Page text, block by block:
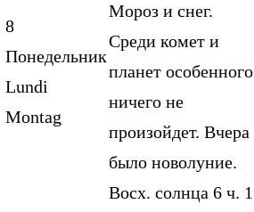
8
Понедельник
Lundi
Montag
Мороз и снег.
Среди комет и
планет особенного
ничего не
произойдет. Вчера
было новолуние.
Восх. солнца 6 ч. 1